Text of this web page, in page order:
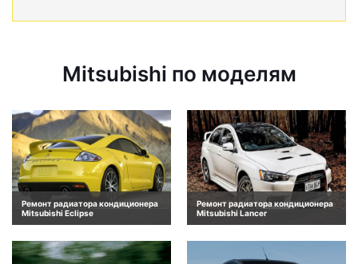
Mitsubishi по моделям
Ремонт радиатора кондиционера
Mitsubishi Eclipse
Ремонт радиатора кондиционера
Mitsubishi Lancer